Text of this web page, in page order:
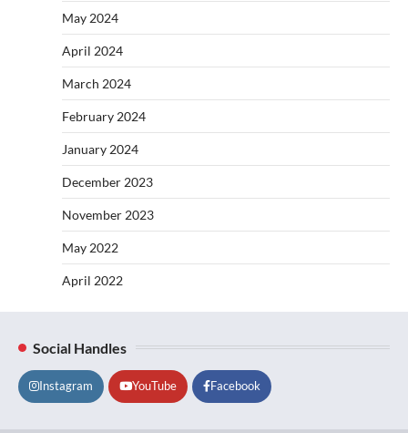
May 2024
April 2024
March 2024
February 2024
January 2024
December 2023
November 2023
May 2022
April 2022
Social Handles
Instagram YouTube Facebook